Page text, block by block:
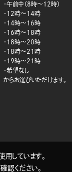
・午前中（8時～12時）
・12時～14時
・14時～16時
・16時～18時
・18時～20時
・18時～21時
・19時～21時
・希望なし
からお選びいただけます。
しています。
認ください。